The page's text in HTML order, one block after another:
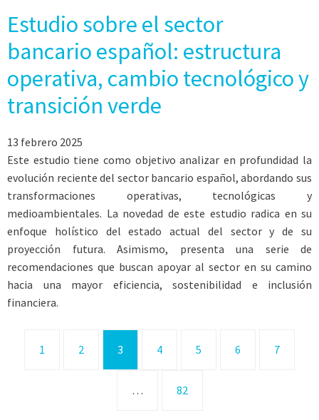
Estudio sobre el sector
bancario español: estructura
operativa, cambio tecnológico y
transición verde
13 febrero 2025
Este estudio tiene como objetivo analizar en profundidad la
evolución reciente del sector bancario español, abordando sus
transformaciones operativas, tecnológicas y
medioambientales. La novedad de este estudio radica en su
enfoque holístico del estado actual del sector y de su
proyección futura. Asimismo, presenta una serie de
recomendaciones que buscan apoyar al sector en su camino
hacia una mayor eficiencia, sostenibilidad e inclusión
financiera.
1 2 3 4 5 6 7
… 82